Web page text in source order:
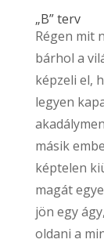
„B” terv
Régen mit
bárhol a
képzeli el,
legyen
másik
képtelen
magát
jön egy
oldani a